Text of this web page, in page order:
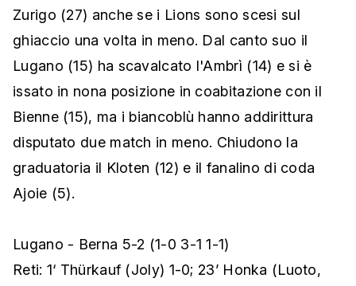
Zurigo (27) anche se i Lions sono scesi sul
ghiaccio una volta in meno. Dal canto suo il
Lugano (15) ha scavalcato l'Ambrì (14) e si è
issato in nona posizione in coabitazione con il
Bienne (15), ma i biancoblù hanno addirittura
disputato due match in meno. Chiudono la
graduatoria il Kloten (12) e il fanalino di coda
Ajoie (5).
Lugano - Berna 5-2 (1-0 3-1 1-1)
Reti: 1‘ Thürkauf (Joly) 1-0; 23’ Honka (Luoto,